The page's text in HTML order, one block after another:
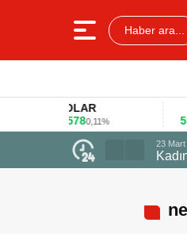
Haber ara...
0,11%
23 Mart 2026 - 09:05
Kadın çalışan oranında